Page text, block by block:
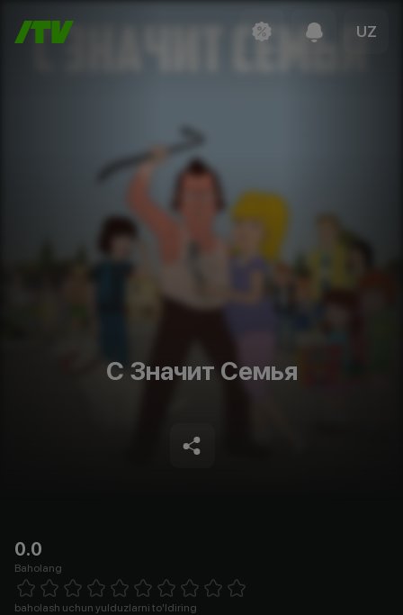
UZ
С Значит Семья
0.0
Baholang
1 Star 2 Stars 3 Stars 4 Stars5 Stars 6 Stars7 Stars8 Stars
baholash uchun yulduzlarni to'ldiring